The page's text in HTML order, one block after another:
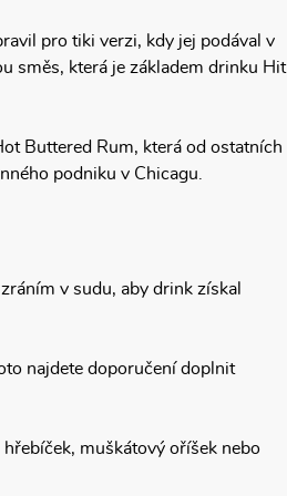
pro tiki verzi, kdy jej podával v
směs, která je základem drinku Hit
Buttered Rum, která od ostatních
podniku v Chicagu.
v sudu, aby drink získal
najdete doporučení doplnit
muškátový oříšek nebo